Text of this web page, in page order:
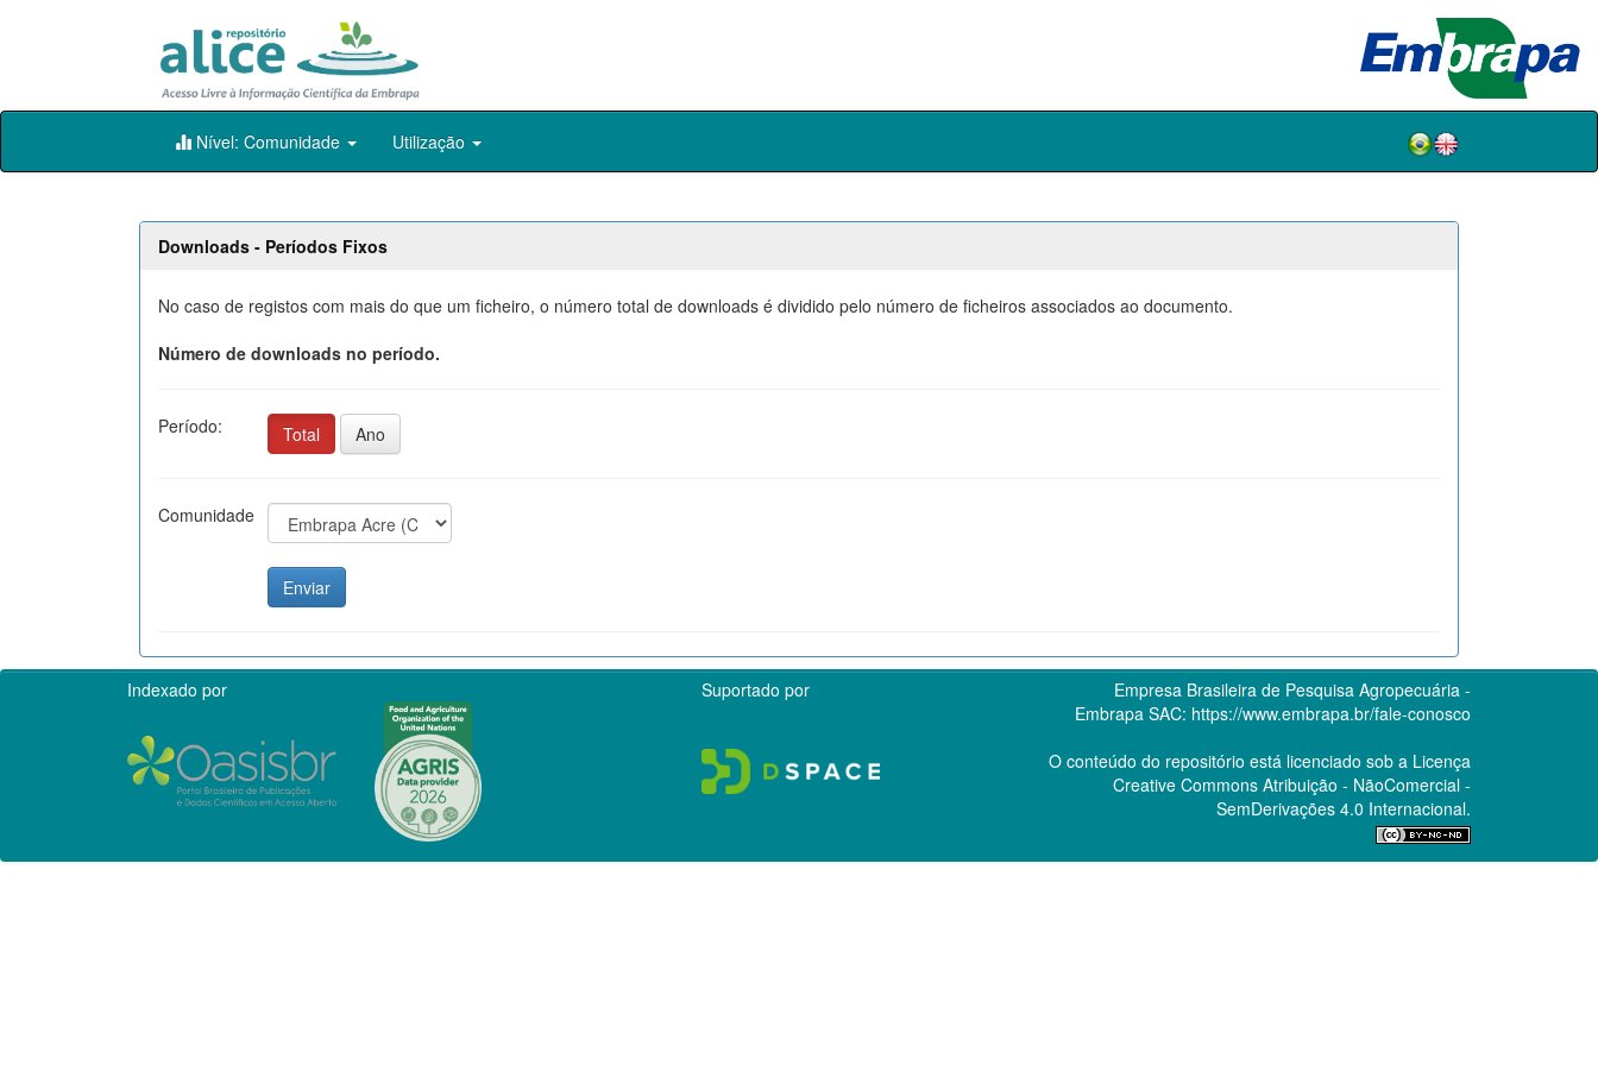
Skip
Nível: Comunidade Utilização
Downloads - Períodos Fixos
No caso de registos com mais do que um ficheiro, o número total de downloads é dividido pelo número de ficheiros associados ao documento.
Número de downloads no período.
Período: Total Ano
Comunidade
Indexado por Suportado por
Empresa Brasileira de Pesquisa Agropecuária -
Embrapa SAC: https://www.embrapa.br/fale-conosco
O conteúdo do repositório está licenciado sob a Licença
Creative CommonsAtribuição - NãoComercial -
SemDerivações 4.0 Internacional.